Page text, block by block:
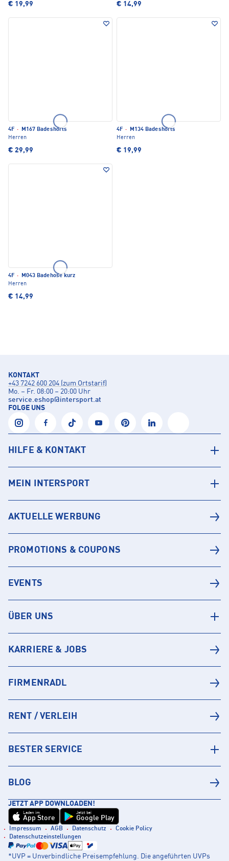
€ 19,99 € 14,99
4F ·
M167 Badeshorts
Herren
€ 29,99
4F ·
M134 Badeshorts
Herren
€ 19,99
4F ·
M043 Badehose kurz
Herren
€ 14,99
KONTAKT
+43 7242 600 204 (zum Ortstarif)
Mo. – Fr. 08:00 – 20:00 Uhr
service.eshop@intersport.at
FOLGE UNS
HILFE & KONTAKT
MEIN INTERSPORT
AKTUELLE WERBUNG
PROMOTIONS & COUPONS
EVENTS
ÜBER UNS
KARRIERE & JOBS
FIRMENRADL
RENT / VERLEIH
BESTER SERVICE
BLOG
JETZT APP DOWNLOADEN!
Laden im
App Store
Jetzt bei
Google Play
Impressum AGB Datenschutz
Cookie Policy
Datenschutzeinstellungen
*UVP = Unverbindliche Preisempfehlung. Die angeführten UVPs